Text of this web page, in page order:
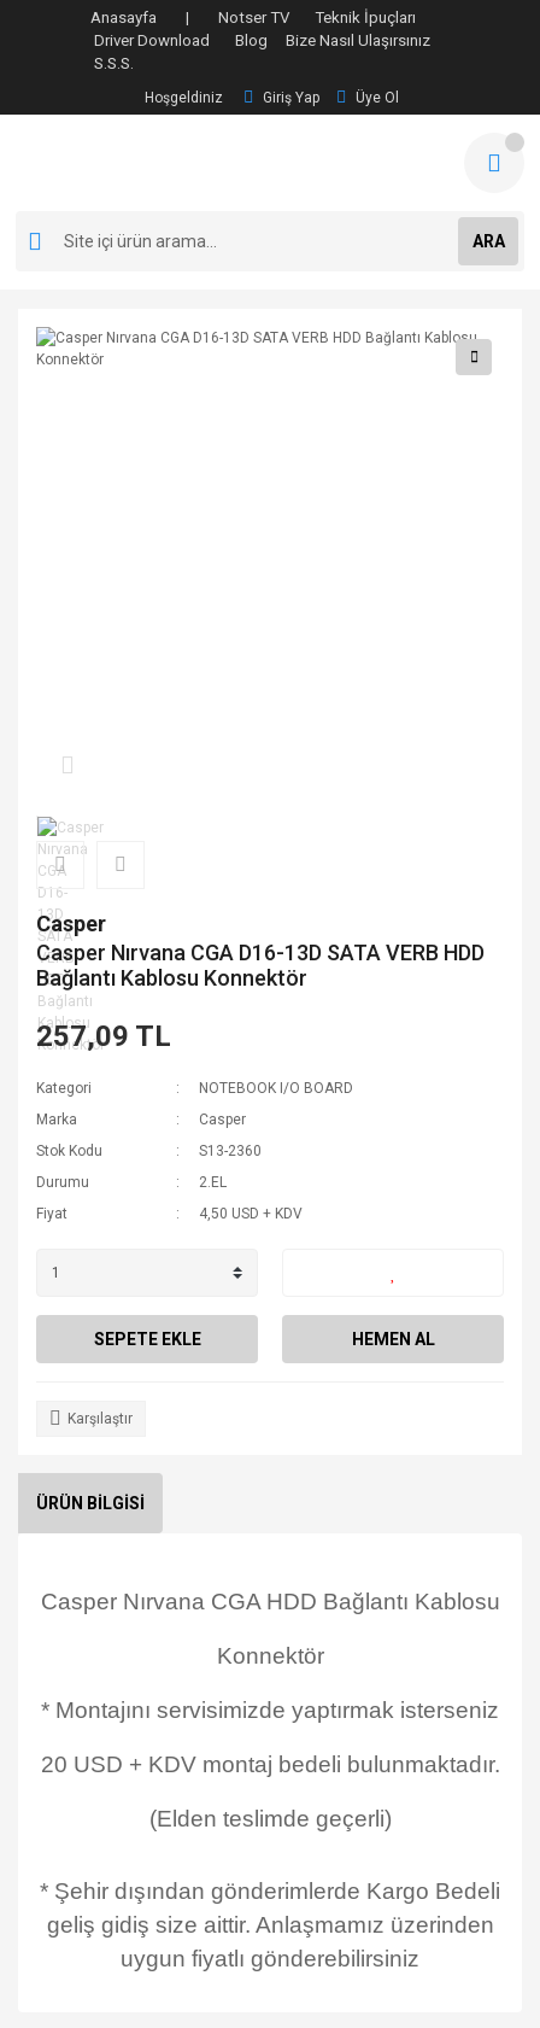
Anasayfa | Notser TV
Teknik İpuçları
Driver Download
Blog
Bize Nasıl Ulaşırsınız
S.S.S.
Hoşgeldiniz Giriş Yap Üye Ol
ARA
Casper
Casper Nırvana CGA D16-13D SATA VERB HDD
Bağlantı Kablosu Konnektör
257,09 TL
Kategori
NOTEBOOK I/O BOARD
Marka
Casper
Stok Kodu
S13-2360
Durumu
2.EL
Fiyat
4,50 USD + KDV
SEPETE EKLE HEMEN AL
Karşılaştır
ÜRÜN BİLGİSİ
Casper Nırvana CGA HDD Bağlantı Kablosu
Konnektör
* Montajını servisimizde yaptırmak isterseniz
20 USD + KDV montaj bedeli bulunmaktadır.
(Elden teslimde geçerli)
* Şehir dışından gönderimlerde Kargo Bedeli
geliş gidiş size aittir. Anlaşmamız üzerinden
uygun fiyatlı gönderebilirsiniz